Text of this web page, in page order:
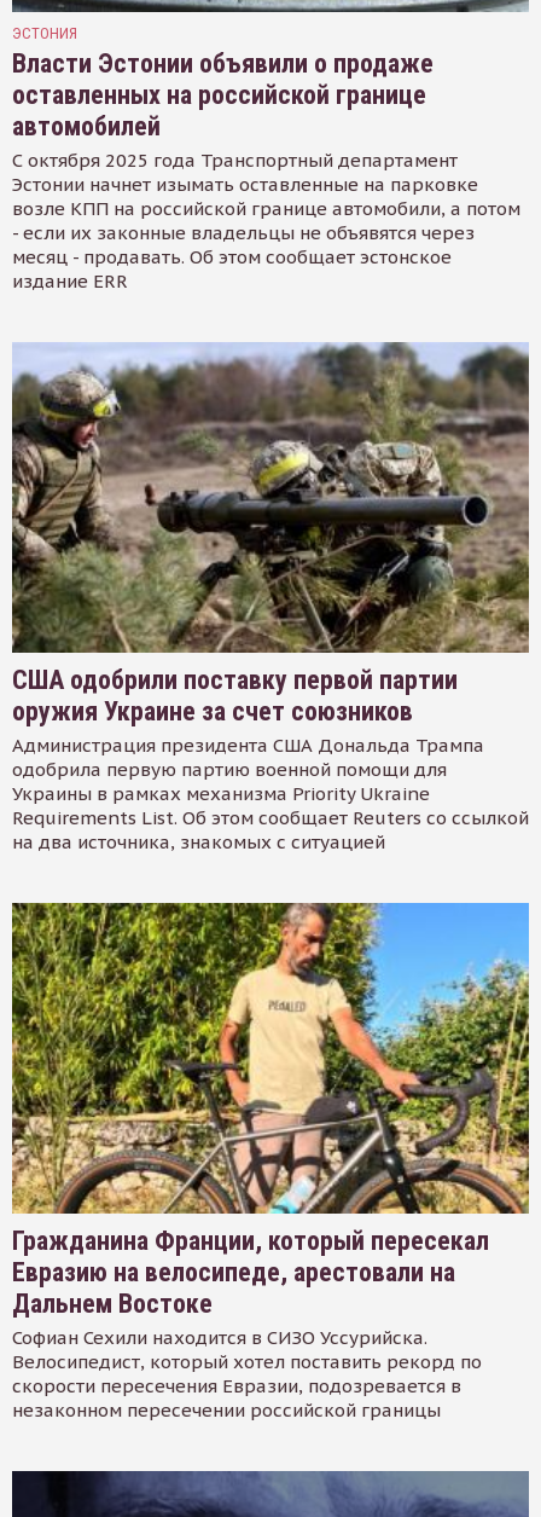
ЭСТОНИЯ
Власти Эстонии объявили о продаже
оставленных на российской границе
автомобилей
С октября 2025 года Транспортный департамент
Эстонии начнет изымать оставленные на парковке
возле КПП на российской границе автомобили, а потом
- если их законные владельцы не объявятся через
месяц - продавать. Об этом сообщает эстонское
издание ERR
США одобрили поставку первой партии
оружия Украине за счет союзников
Администрация президента США Дональда Трампа
одобрила первую партию военной помощи для
Украины в рамках механизма Priority Ukraine
Requirements List. Об этом сообщает Reuters со ссылкой
на два источника, знакомых с ситуацией
Гражданина Франции, который пересекал
Евразию на велосипеде, арестовали на
Дальнем Востоке
Софиан Сехили находится в СИЗО Уссурийска.
Велосипедист, который хотел поставить рекорд по
скорости пересечения Евразии, подозревается в
незаконном пересечении российской границы